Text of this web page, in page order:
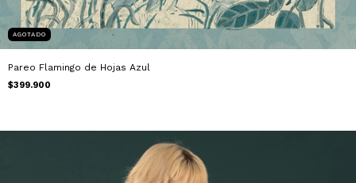
AGOTADO
Pareo Flamingo de Hojas Azul
$399.900